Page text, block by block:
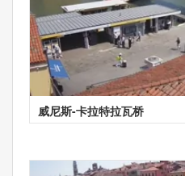
威尼斯-卡拉特拉瓦桥